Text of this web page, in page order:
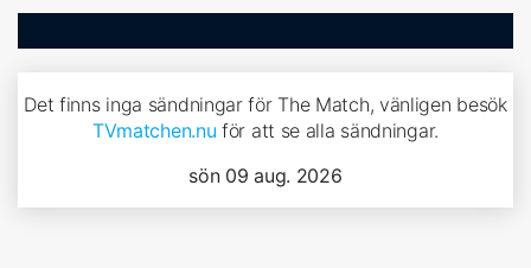
Det finns inga sändningar för The Match, vänligen besök
TVmatchen.nu för att se alla sändningar.
sön 09 aug. 2026